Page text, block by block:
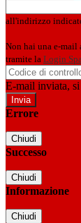
all'indirizzo
Non hai una e-mail
tramite la Login
E-mail inviata,
Errore
Chiudi
Successo
Chiudi
Informazione
Chiudi